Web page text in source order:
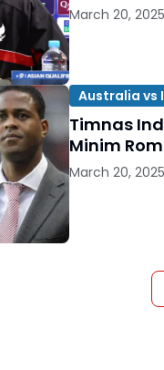
March 20, 2025
Australia vs
Timnas
Minim
March 20, 2025